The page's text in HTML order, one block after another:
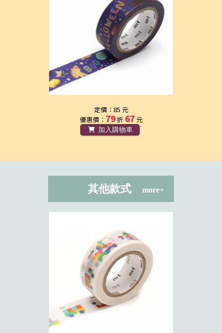
定價：85 元
優惠價： 79折 67元
加入購物車
其他款式 more+